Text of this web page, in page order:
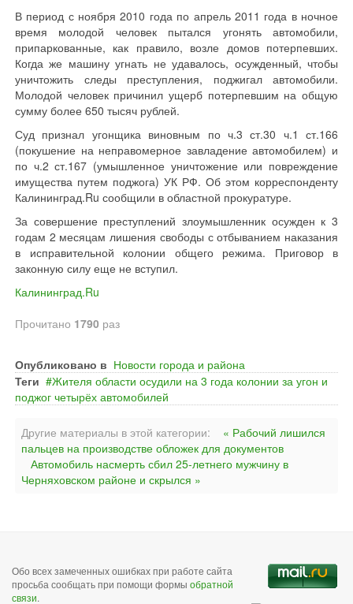
В период с ноября 2010 года по апрель 2011 года в ночное
время молодой человек пытался угонять автомобили,
припаркованные, как правило, возле домов потерпевших.
Когда же машину угнать не удавалось, осужденный, чтобы
уничтожить следы преступления, поджигал автомобили.
Молодой человек причинил ущерб потерпевшим на общую
сумму более 650 тысяч рублей.
Суд признал угонщика виновным по ч.3 ст.30 ч.1 ст.166
(покушение на неправомерное завладение автомобилем) и
по ч.2 ст.167 (умышленное уничтожение или повреждение
имущества путем поджога) УК РФ. Об этом корреспонденту
Калининград.Ru сообщили в областной прокуратуре.
За совершение преступлений злоумышленник осужден к 3
годам 2 месяцам лишения свободы с отбыванием наказания
в исправительной колонии общего режима. Приговор в
законную силу еще не вступил.
Калининград.Ru
Прочитано 1790 раз
Опубликовано в Новости города и района
Теги
Жителя области осудили на 3 года колонии за угон и
поджог четырёх автомобилей
Другие материалы в этой категории:
« Рабочий лишился
пальцев на производстве обложек для документов
Автомобиль насмерть сбил 25-летнего мужчину в
Черняховском районе и скрылся »
Обо всех замеченных ошибках при работе сайта
просьба сообщать при помощи формы обратной
связи.